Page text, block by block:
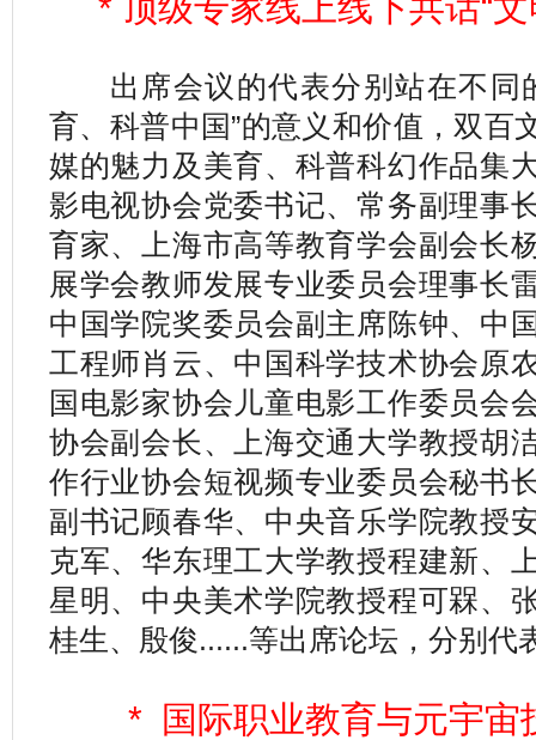
出席会议的代表分别站在不同
育、科普中国”的意义和价值，双百
媒的魅力及美育、科普科幻作品集
影电视协会党委书记、常务副理事
育家、上海市高等教育学会副会长
展学会教师发展专业委员会理事长
中国学院奖委员会副主席陈钟、中
工程师肖云、中国科学技术协会原
国电影家协会儿童电影工作委员会
协会副会长、上海交通大学教授胡
作行业协会短视频专业委员会秘书
副书记顾春华、中央音乐学院教授
克军、华东理工大学教授程建新、
星明、中央美术学院教授程可槑、
桂生、殷俊......等出席论坛，分别代
* 国际职业教育与元宇宙